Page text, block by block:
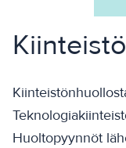
Huoltopyynnöt